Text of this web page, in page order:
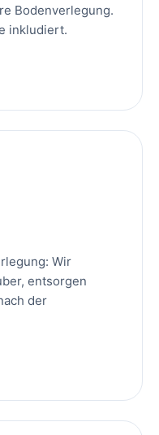
Bodenverlegung.
inkludiert.
Wir
entsorgen
der